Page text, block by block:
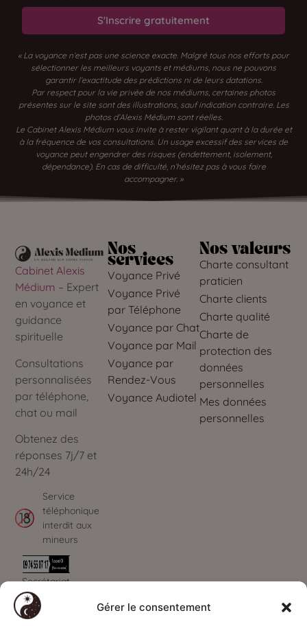
Gérer le consentement
S'Inscrire gratuitement
« La voyance n’est pas une science exacte. Malgré tous nos efforts pour
sélectionner les meilleurs voyants et médiums, nous ne pouvons
garantir l’exactitude des prédictions ni de leurs datations.
Par respect pour la vie privée de nos médiums, certaines photos
présentes sur le site sont des illustrations, sauf indication contraire. Les
photos d’Alexis Médium sont réelles.
Le Cabinet Alexis Médium vous invite à rester vigilant quant à la durée et
à la fréquence de vos consultations. Un usage excessif des services de
voyance peut engendrer des risques (endettement, isolement,
dépendance). En cas de difficulté, n’hésitez pas à vous faire
accompagner. »
Cabinet Alexis
Médium – Expert
en voyance et
guidance
spirituelle
Consultations
personnalisées
par téléphone,
chat ou mail
Obtenez des
réponses 7j/7 et
24h/24
Service
téléphonique
interdit aux
mineurs
Secrétariat
ouvert de 09h à
00h - 7J/7
Nos
services
Voyance Privé
Voyance Privé
par Téléphone
Voyance par Chat
Voyance par Mail
Voyance par
Rendez-Vous
Voyance Audiotel
Nos valeurs
Charte consultant
praticien
Charte clients
Charte qualité
Charte de
protection des
données
personnelles
Mes données
personnelles